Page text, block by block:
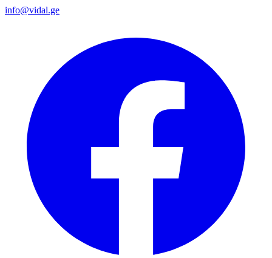
info@vidal.ge